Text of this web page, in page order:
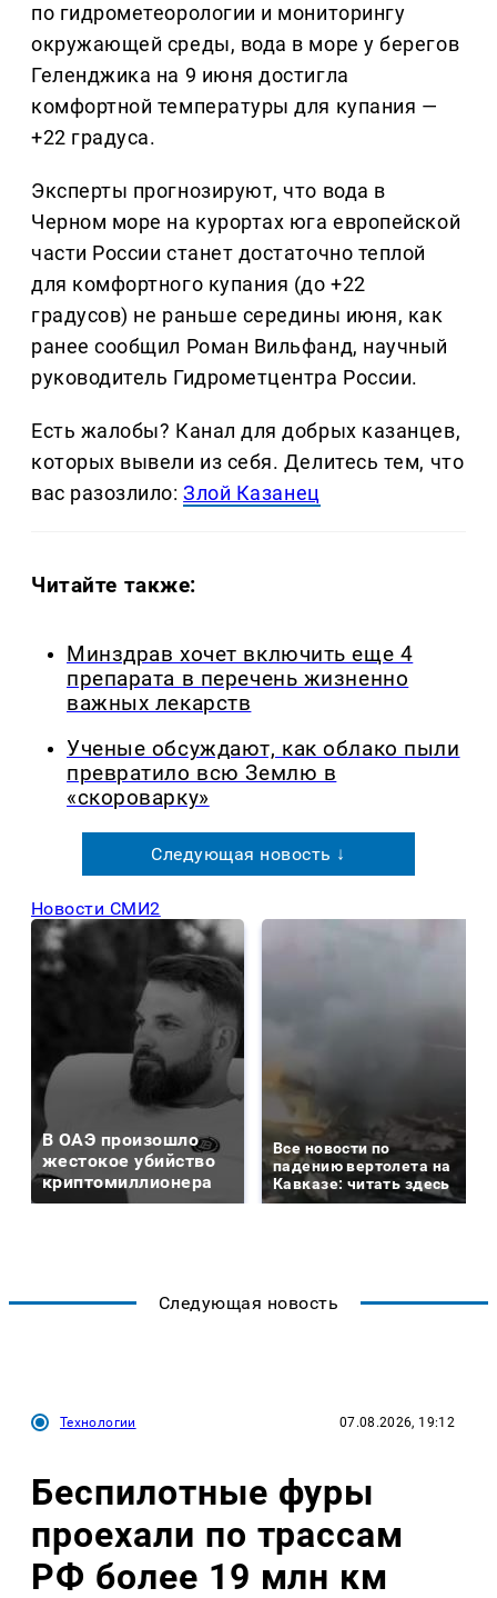
по гидрометеорологии и мониторингу
окружающей среды, вода в море у берегов
Геленджика на 9 июня достигла
комфортной температуры для купания —
+22 градуса.
Эксперты прогнозируют, что вода в
Черном море на курортах юга европейской
части России станет достаточно теплой
для комфортного купания (до +22
градусов) не раньше середины июня, как
ранее сообщил Роман Вильфанд, научный
руководитель Гидрометцентра России.
Есть жалобы? Канал для добрых казанцев,
которых вывели из себя. Делитеcь тем, что
вас разозлило:Злой Казанец
Читайте также:
Минздрав хочет включить еще 4
препарата в перечень жизненно
важных лекарств
Ученые обсуждают, как облако пыли
превратило всю Землю в
«скороварку»
Следующая новость ↓
Новости СМИ2
В ОАЭ произошло
жестокое убийство
криптомиллионера
Все новости по
падению вертолета на
Кавказе: читать здесь
Следующая новость
Технологии 07.08.2026, 19:12
Беспилотные фуры
проехали по трассам
РФ более 19 млн км